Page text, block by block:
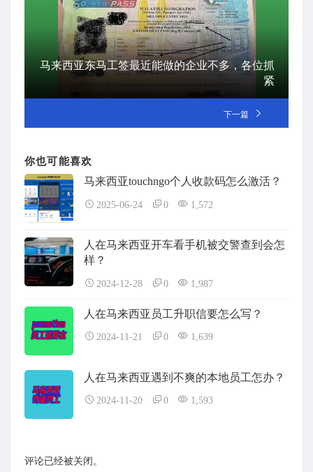
马来西亚东马工签最近能做的企业不多，各位抓
紧
下一篇
你也可能喜欢
马来西亚touchngo个人收款码怎么激活？
2025-06-24 0 1,572
人在马来西亚开车看手机被交警查到会怎
样？
2024-12-28 0 1,987
人在马来西亚员工升职信要怎么写？
2024-11-21 0 1,639
人在马来西亚遇到不爽的本地员工怎办？
2024-11-20 0 1,593
评论已经被关闭。